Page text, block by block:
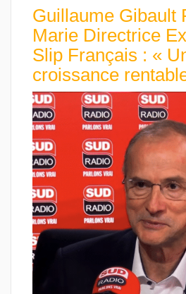
Guillaume Gibault
Marie Directrice
Slip Français : «
croissance